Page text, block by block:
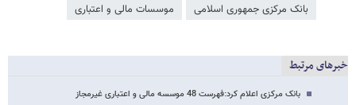
بانک مرکزی جمهوری اسلامی موسسات مالی و اعتباری
خبرهای مرتبط
بانک مرکزی اعلام کرد:فهرست 48 موسسه مالی و اعتباری غیرمجاز